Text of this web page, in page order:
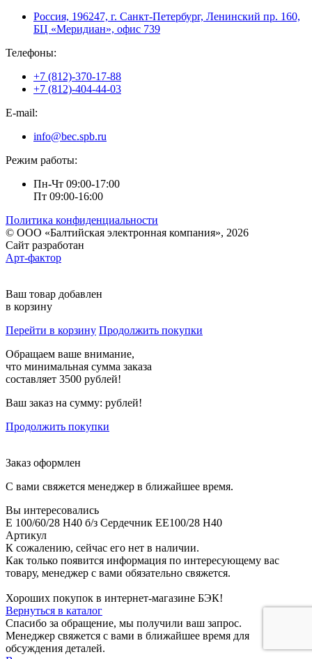
Россия, 196247, г. Санкт-Петербург, Ленинский пр. 160,
БЦ «Меридиан», офис 739
Телефоны:
+7 (812)-370-17-88
+7 (812)-404-44-03
E-mail:
info@bec.spb.ru
Режим работы:
Пн-Чт 09:00-17:00
Пт 09:00-16:00
Политика конфиденциальности
© ООО «Балтийская электронная компания», 2026
Сайт разработан
Арт-фактор
Ваш товар добавлен
в корзину
Перейти в корзину Продолжить покупки
Обращаем ваше внимание,
что минимальная сумма заказа
составляет 3500 рублей!
Ваш заказ на сумму: рублей!
Продолжить покупки
Заказ оформлен
С вами свяжется менеджер в ближайшее время.
Вы интересовались
E 100/60/28 H40 б/з Сердечник EE100/28 H40
Артикул
К сожалению, сейчас его нет в наличии.
Как только появится информация по интересующему вас
товару, менеджер с вами обязательно свяжется.
Хороших покупок в интернет-магазине БЭК!
Вернуться в каталог
Спасибо за обращение, мы получили ваш запрос.
Менеджер свяжется с вами в ближайшее время для
обсуждения деталей.